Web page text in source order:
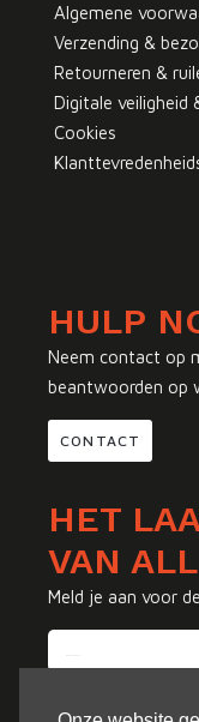
Algemene
Verzending &
Retourneren &
Digitale veiligheid
Cookies
HULP
Neem contact op
beantwoorden op
CONTACT
HET
VAN
Meld je aan voor